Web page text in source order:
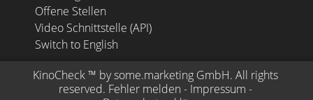
Offene Stellen
Video Schnittstelle (API)
Switch to English
KinoCheck ™ by some.marketing GmbH. All rights
reserved. Fehler melden - Impressum -